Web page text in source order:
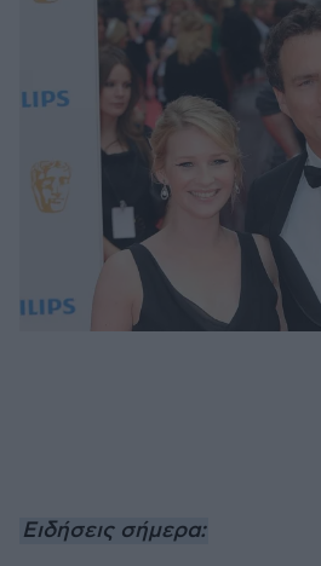
Ειδήσεις σήμερα: